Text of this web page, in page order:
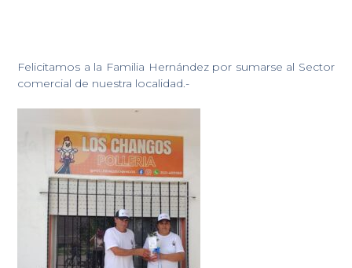
Felicitamos a la Familia Hernández por sumarse al Sector
comercial de nuestra localidad.-